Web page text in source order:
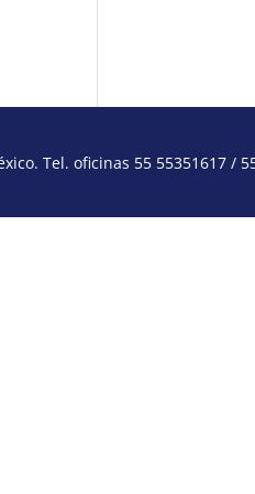
Tel. oficinas 55 55351617 /